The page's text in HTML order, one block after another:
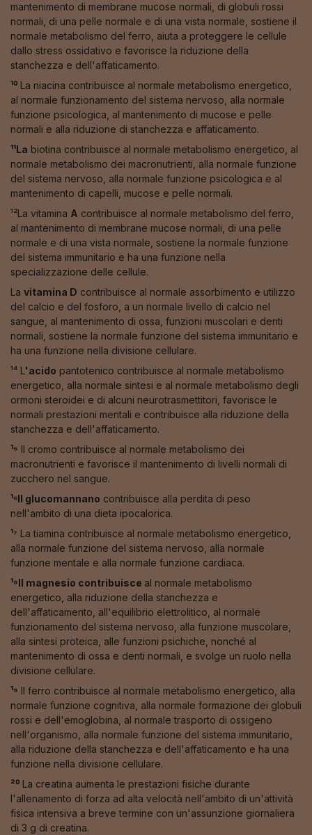
mantenimento di membrane mucose normali, di globuli rossi
normali, di una pelle normale e di una vista normale, sostiene il
normale metabolismo del ferro, aiuta a proteggere le cellule
dallo stress ossidativo e favorisce la riduzione della
stanchezza e dell'affaticamento.
¹⁰ La niacina contribuisce al normale metabolismo energetico,
al normale funzionamento del sistema nervoso, alla normale
funzione psicologica, al mantenimento di mucose e pelle
normali e alla riduzione di stanchezza e affaticamento.
¹¹La biotina contribuisce al normale metabolismo energetico, al
normale metabolismo dei macronutrienti, alla normale funzione
del sistema nervoso, alla normale funzione psicologica e al
mantenimento di capelli, mucose e pelle normali.
¹²La vitamina A contribuisce al normale metabolismo del ferro,
al mantenimento di membrane mucose normali, di una pelle
normale e di una vista normale, sostiene la normale funzione
del sistema immunitario e ha una funzione nella
specializzazione delle cellule.
La vitamina D contribuisce al normale assorbimento e utilizzo
del calcio e del fosforo, a un normale livello di calcio nel
sangue, al mantenimento di ossa, funzioni muscolari e denti
normali, sostiene la normale funzione del sistema immunitario e
ha una funzione nella divisione cellulare.
¹⁴ L'acido pantotenico contribuisce al normale metabolismo
energetico, alla normale sintesi e al normale metabolismo degli
ormoni steroidei e di alcuni neurotrasmettitori, favorisce le
normali prestazioni mentali e contribuisce alla riduzione della
stanchezza e dell'affaticamento.
¹⁵ Il cromo contribuisce al normale metabolismo dei
macronutrienti e favorisce il mantenimento di livelli normali di
zucchero nel sangue.
¹⁶Il glucomannano contribuisce alla perdita di peso
nell'ambito di una dieta ipocalorica.
¹⁷ La tiamina contribuisce al normale metabolismo energetico,
alla normale funzione del sistema nervoso, alla normale
funzione mentale e alla normale funzione cardiaca.
¹⁸Il magnesio contribuisce al normale metabolismo
energetico, alla riduzione della stanchezza e
dell'affaticamento, all'equilibrio elettrolitico, al normale
funzionamento del sistema nervoso, alla funzione muscolare,
alla sintesi proteica, alle funzioni psichiche, nonché al
mantenimento di ossa e denti normali, e svolge un ruolo nella
divisione cellulare.
¹⁹ Il ferro contribuisce al normale metabolismo energetico, alla
normale funzione cognitiva, alla normale formazione dei globuli
rossi e dell'emoglobina, al normale trasporto di ossigeno
nell'organismo, alla normale funzione del sistema immunitario,
alla riduzione della stanchezza e dell'affaticamento e ha una
funzione nella divisione cellulare.
²⁰ La creatina aumenta le prestazioni fisiche durante
l'allenamento di forza ad alta velocità nell'ambito di un'attività
fisica intensiva a breve termine con un'assunzione giornaliera
di 3 g di creatina.